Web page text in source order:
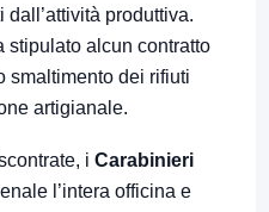
produttiva.
stipulato alcun contratto
smaltimento dei rifiuti
artigianale.
i Carabinieri
l’intera officina e